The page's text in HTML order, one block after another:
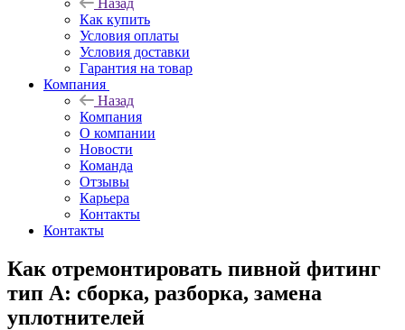
Назад
Как купить
Условия оплаты
Условия доставки
Гарантия на товар
Компания
Назад
Компания
О компании
Новости
Команда
Отзывы
Карьера
Контакты
Контакты
Как отремонтировать пивной фитинг
тип А: сборка, разборка, замена
уплотнителей